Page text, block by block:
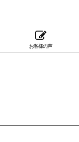
お客様の声